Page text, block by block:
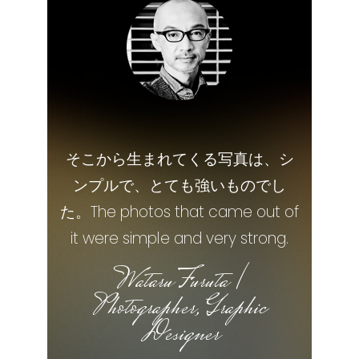
あえて難しいことにチャレンジし
なければいけないと感じました。
そうでなければ日本の演劇界は前
に進んでいかないと考えたからで
す。 I felt that I had to dare to
challenge something difficult. This
is because I thought that
otherwise the Japanese theater
私たちが目指したのは、「極限の
世界を生きる登場人物たちの、深
い人間ドラマ」を描くことでし
た。 What we aimed for was to
draw "a deep human drama of
characters living in a world of
extremes".
そこから生まれてくる写真は、シ
ンプルで、とても強いものでし
た。The photos that came out of
it were simple and very strong.
Wataru Furuta /
Photographer, Graphic
Designer
衣裳は人物像を表現するためだけ
ではなく、本来“オートクチュー
ル“です。 Costumes are not only
used to express a person's
image, but are essentially "haute
couture."
Mike Suzuki / Costume